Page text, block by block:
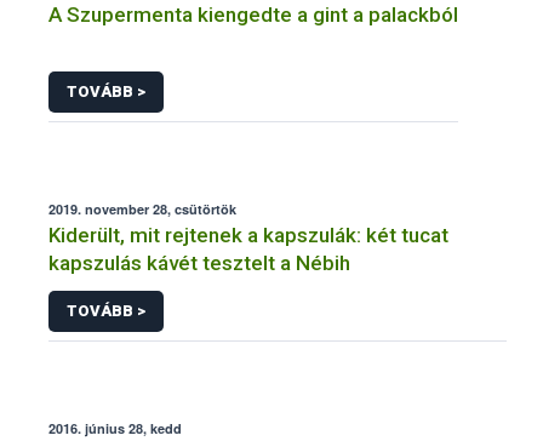
A Szupermenta kiengedte a gint a palackból
TOVÁBB >
2019. november 28, csütörtök
Kiderült, mit rejtenek a kapszulák: két tucat
kapszulás kávét tesztelt a Nébih
TOVÁBB >
2016. június 28, kedd